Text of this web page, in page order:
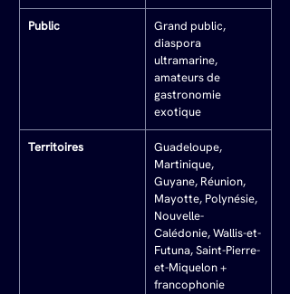
Public
Grand public,
diaspora
ultramarine,
amateurs de
gastronomie
exotique
Territoires
Guadeloupe,
Martinique,
Guyane, Réunion,
Mayotte, Polynésie,
Nouvelle-
Calédonie, Wallis-et-
Futuna, Saint-Pierre-
et-Miquelon +
francophonie